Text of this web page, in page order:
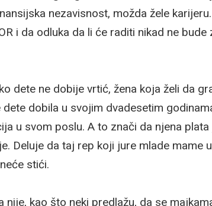
nezavisnost, možda žele
i da odluka da li će raditi nikad ne
dete ne dobije vrtić, žena koja želi da
dobila u svojim dvadesetim
u svom poslu. A to znači da njena
Deluje da taj rep koji jure mlade mame
stići.
nije, kao što neki predlažu, da se